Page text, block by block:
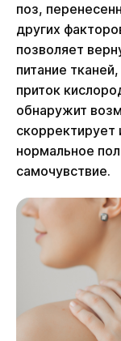
поз,
других
позволяет
питание
приток
обнаружит
скорректирует
нормальное
самочувствие.